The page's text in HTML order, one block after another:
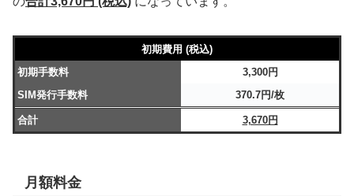
初期費用 (税込)
初期手数料
3,300円
SIM発行手数料
370.7円/枚
合計 3,670円
月額料金